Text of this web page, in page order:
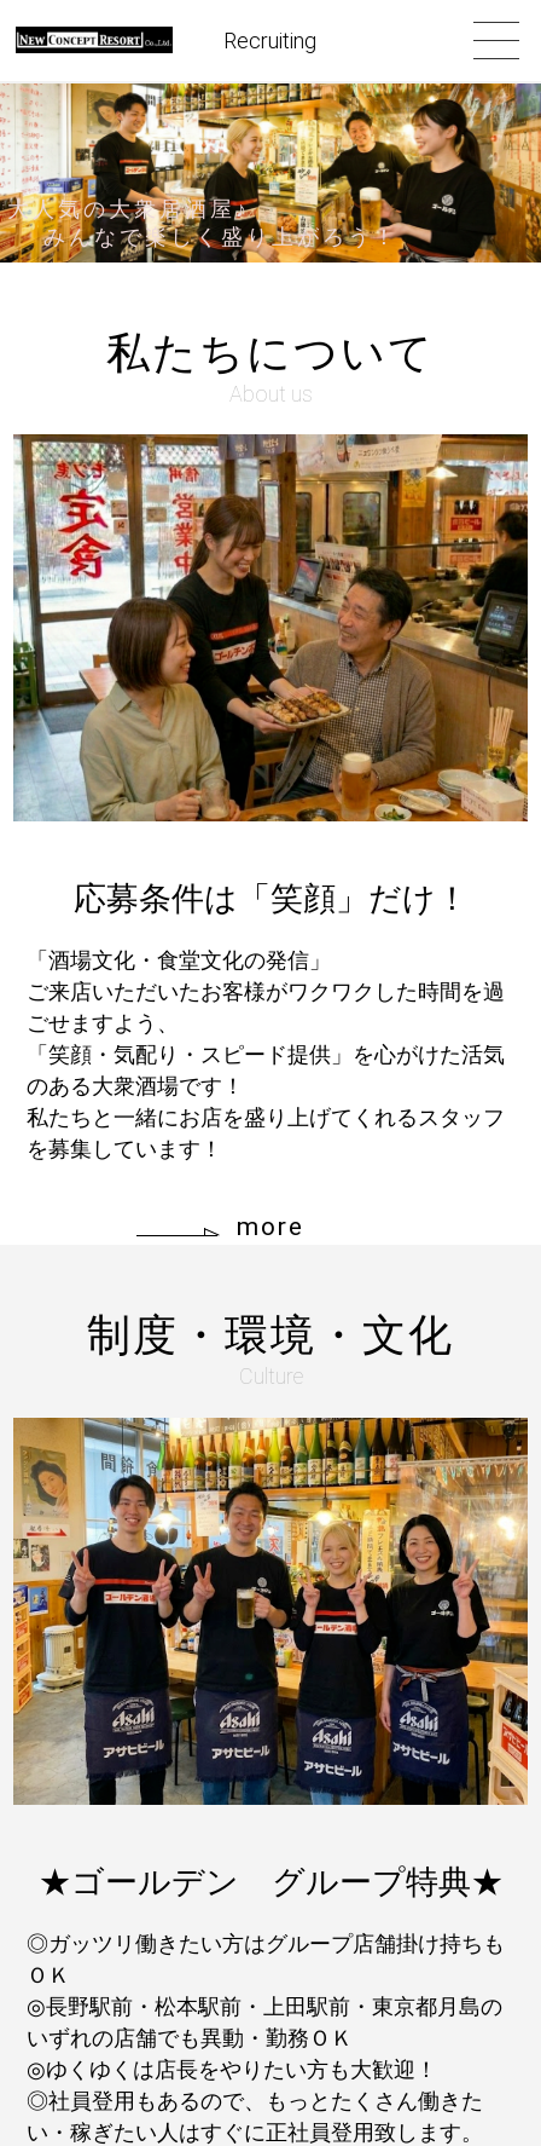
Recruiting
大人気の大衆居酒屋♪
みんなで楽しく盛り上がろう！
私たちについて
About us
応募条件は「笑顔」だけ！
「酒場文化・食堂文化の発信」
ご来店いただいたお客様がワクワクした時間を過
ごせますよう、
「笑顔・気配り・スピード提供」を心がけた活気
のある大衆酒場です！
私たちと一緒にお店を盛り上げてくれるスタッフ
を募集しています！
more
制度・環境・文化
Culture
★ゴールデン グループ特典★
◎ガッツリ働きたい方はグループ店舗掛け持ちも
ＯＫ
◎長野駅前・松本駅前・上田駅前・東京都月島の
いずれの店舗でも異動・勤務ＯＫ
◎ゆくゆくは店長をやりたい方も大歓迎！
◎社員登用もあるので、もっとたくさん働きた
い・稼ぎたい人はすぐに正社員登用致します。